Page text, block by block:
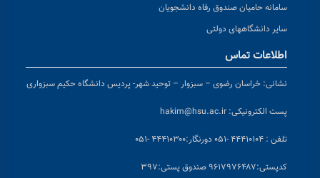
سامانه حامیان صندوق رفاه دانشجویان
سایر دانشگاههای دولتی
اطلاعات تماس
نشانی: خراسان رضوی – سبزوار – توحید شهر- پردیس دانشگاه حکیم سبزواری
پست الکترونیکی: hakim@hsu.ac.ir
تلفن : ۴۴۴۱۰۱۰۴ -۰۵۱ دورنگار:۴۴۴۱۰۳۰۰ -۰۵۱
کدپستی:۹۶۱۷۹۷۶۴۸۷ صندوق پستی:۳۹۷